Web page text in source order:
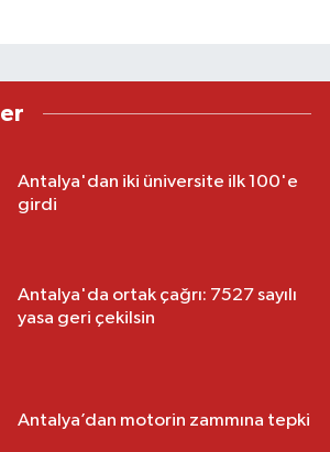
Antalya'dan iki üniversite ilk 100'e
girdi
Antalya'da ortak çağrı: 7527 sayılı
yasa geri çekilsin
Antalya’dan motorin zammına tepki